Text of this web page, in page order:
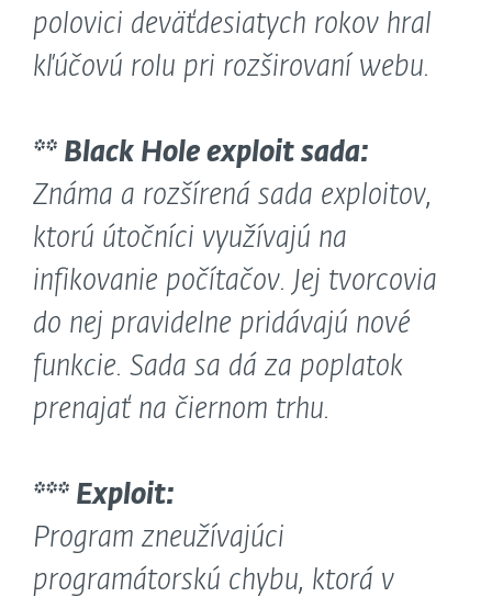
polovici deväťdesiatych rokov hral
kľúčovú rolu pri rozširovaní webu.
** Black Hole exploit sada:
Známa a rozšírená sada exploitov,
ktorú útočníci využívajú na
infikovanie počítačov. Jej tvorcovia
do nej pravidelne pridávajú nové
funkcie. Sada sa dá za poplatok
prenajať na čiernom trhu.
*** Exploit:
Program zneužívajúci
programátorskú chybu, ktorá v